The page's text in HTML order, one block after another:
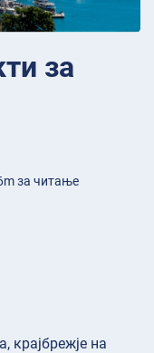
за
за читање
крајбрежје на